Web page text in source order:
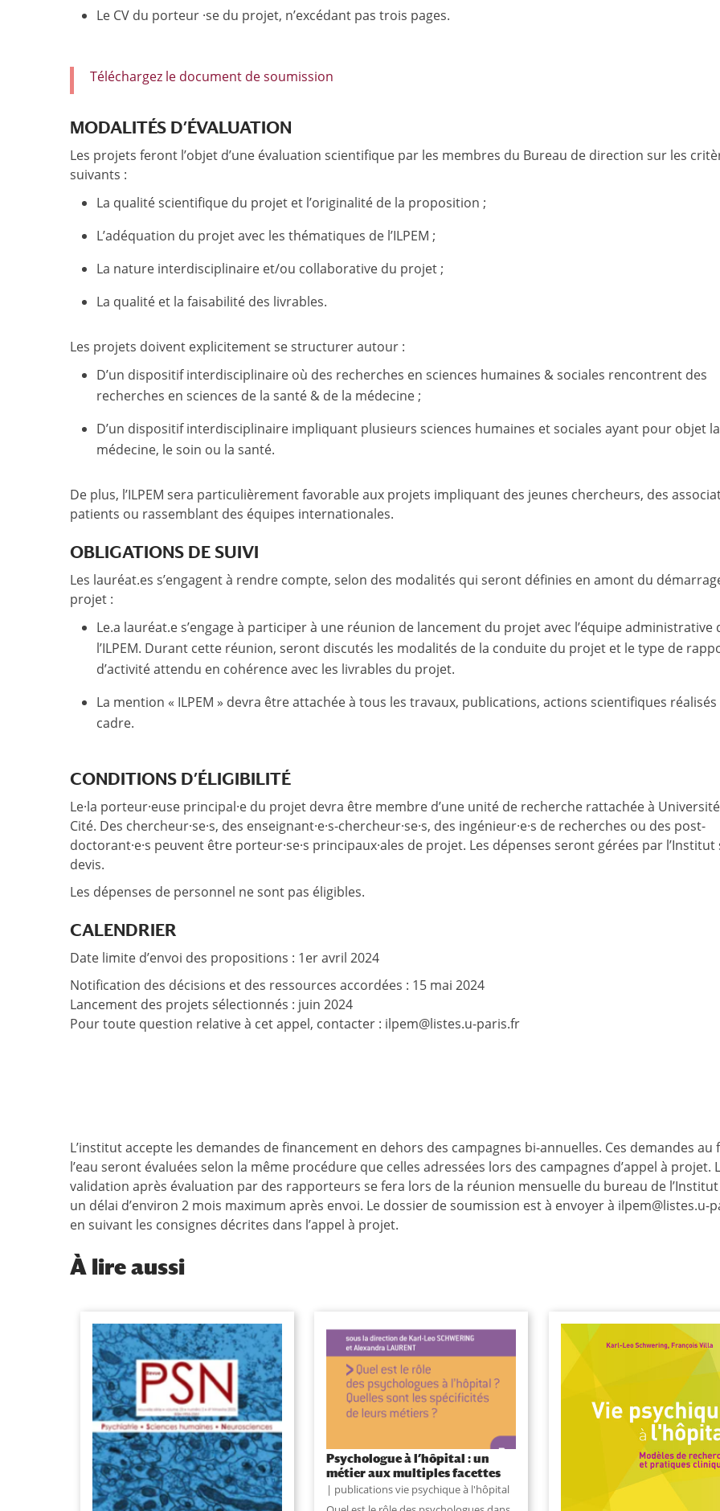
Le CV du porteur ·se du projet, n’excédant pas trois pages.
Téléchargez le document de soumission
MODALITÉS D’ÉVALUATION
Les projets feront l’objet d’une évaluation scientifique par les membres du Bureau de direction sur les
suivants :
La qualité scientifique du projet et l’originalité de la proposition ;
L’adéquation du projet avec les thématiques de l’ILPEM ;
La nature interdisciplinaire et/ou collaborative du projet ;
La qualité et la faisabilité des livrables.
Les projets doivent explicitement se structurer autour :
D’un dispositif interdisciplinaire où des recherches en sciences humaines & sociales rencontrent des
recherches en sciences de la santé & de la médecine ;
D’un dispositif interdisciplinaire impliquant plusieurs sciences humaines et sociales ayant pour objet la
médecine, le soin ou la santé.
De plus, l’ILPEM sera particulièrement favorable aux projets impliquant des jeunes chercheurs, des
patients ou rassemblant des équipes internationales.
OBLIGATIONS DE SUIVI
Les lauréat.es s’engagent à rendre compte, selon des modalités qui seront définies en amont du
projet :
Le.a lauréat.e s’engage à participer à une réunion de lancement du projet avec l’équipe administrative
l’ILPEM. Durant cette réunion, seront discutés les modalités de la conduite du projet et le type de
d’activité attendu en cohérence avec les livrables du projet.
La mention « ILPEM » devra être attachée à tous les travaux, publications, actions scientifiques réalisés
cadre.
CONDITIONS D’ÉLIGIBILITÉ
Le·la porteur·euse principal·e du projet devra être membre d’une unité de recherche rattachée à
Cité. Des chercheur·se·s, des enseignant·e·s-chercheur·se·s, des ingénieur·e·s de recherches ou des post-
doctorant·e·s peuvent être porteur·se·s principaux·ales de projet. Les dépenses seront gérées par l’Institut
devis.
Les dépenses de personnel ne sont pas éligibles.
CALENDRIER
Date limite d’envoi des propositions : 1er avril 2024
Notification des décisions et des ressources accordées : 15 mai 2024
Lancement des projets sélectionnés : juin 2024
Pour toute question relative à cet appel, contacter : ilpem@listes.u-paris.fr
L’institut accepte les demandes de financement en dehors des campagnes bi-annuelles. Ces demandes au
l’eau seront évaluées selon la même procédure que celles adressées lors des campagnes d’appel à projet.
validation après évaluation par des rapporteurs se fera lors de la réunion mensuelle du bureau de l’Institut
un délai d’environ 2 mois maximum après envoi. Le dossier de soumission est à envoyer à ilpem@listes.u-
en suivant les consignes décrites dans l’appel à projet.
À lire aussi
Entretien avec Céline Lefève sur
les humanités médicales dans la
revue Psychiatrie Sciences
humaines Neurosciences
Psychologue à l’hôpital : un
métier aux multiples facettes
publications vie psychique à l'hôpital
Vie psychique à l’hôpital :
modèles de recherche et
pratique cliniques
publications vie psychique à